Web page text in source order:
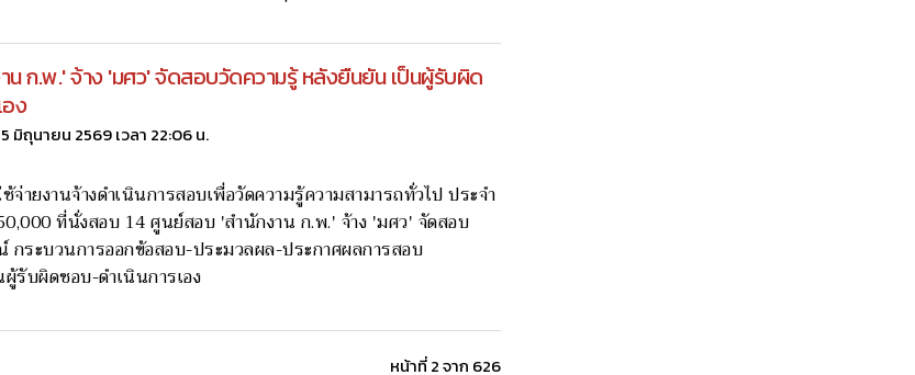
าน ก.พ.' จ้าง 'มศว' จัดสอบวัดความรู้ หลังยืนยัน เป็นผู้รับผิด
ง
มิถุนายน 2569 เวลา 22:06 น.
ช้จ่ายงานจ้างดำเนินการสอบเพื่อวัดความรู้ความสามารถทั่วไป ประจำ
ที่นั่งสอบ 14 ศูนย์สอบ 'สำนักงาน ก.พ.' จ้าง 'มศว' จัดสอบ
กระบวนการออกข้อสอบ-ประมวลผล-ประกาศผลการสอบ
รับผิดชอบ-ดำเนินการเอง
หน้าที่ 2 จาก 626